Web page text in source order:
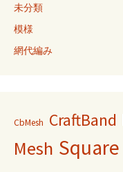
未分類
模様
網代編み
CbMesh CraftBand
Mesh Square